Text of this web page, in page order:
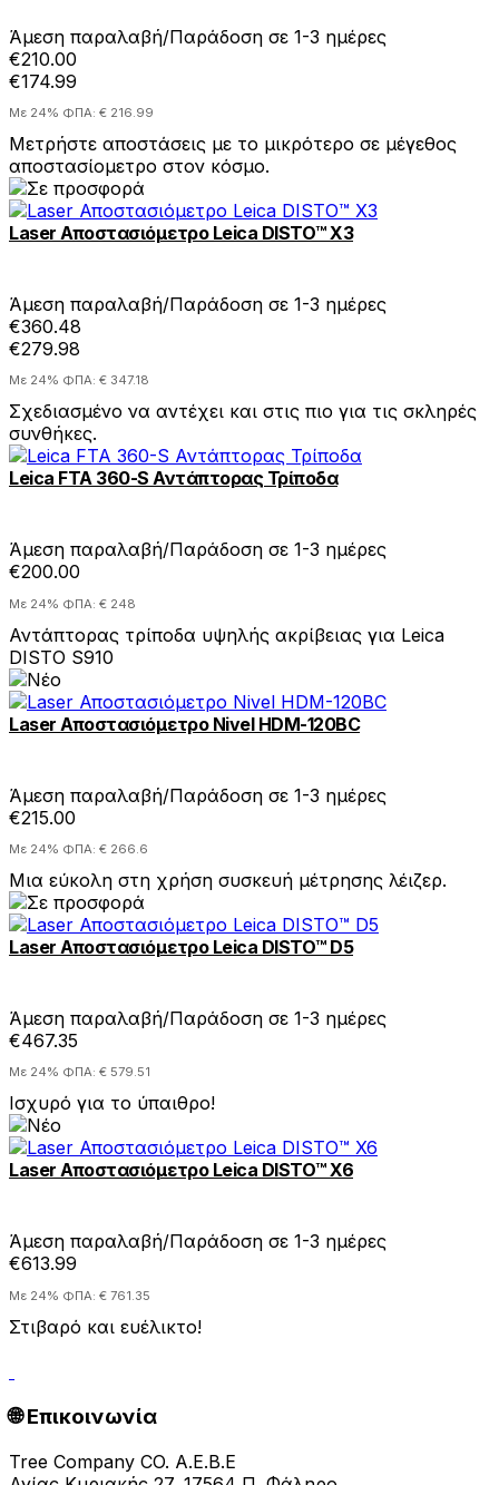
Άμεση παραλαβή/Παράδοση σε 1-3 ημέρες
€210.00
€174.99
Με 24% ΦΠΑ: € 216.99
Μετρήστε αποστάσεις με το μικρότερο σε μέγεθος
αποστασίομετρο στον κόσμο.
Laser Αποστασιόμετρο Leica DISTO™ X3
Άμεση παραλαβή/Παράδοση σε 1-3 ημέρες
€360.48
€279.98
Με 24% ΦΠΑ: € 347.18
Σχεδιασμένο να αντέχει και στις πιο για τις σκληρές
συνθήκες.
Leica FTA 360-S Αντάπτορας Τρίποδα
Άμεση παραλαβή/Παράδοση σε 1-3 ημέρες
€200.00
Με 24% ΦΠΑ: € 248
Αντάπτορας τρίποδα υψηλής ακρίβειας για Leica
DISTO S910
Laser Αποστασιόμετρο Nivel HDM-120BC
Άμεση παραλαβή/Παράδοση σε 1-3 ημέρες
€215.00
Με 24% ΦΠΑ: € 266.6
Mια εύκολη στη χρήση συσκευή μέτρησης λέιζερ.
Laser Αποστασιόμετρο Leica DISTO™ D5
Άμεση παραλαβή/Παράδοση σε 1-3 ημέρες
€467.35
Με 24% ΦΠΑ: € 579.51
Ισχυρό για το ύπαιθρο!
Laser Αποστασιόμετρο Leica DISTO™ X6
Άμεση παραλαβή/Παράδοση σε 1-3 ημέρες
€613.99
Με 24% ΦΠΑ: € 761.35
Στιβαρό και ευέλικτο!
🌐 Επικοινωνία
Tree Company CO. A.E.B.E